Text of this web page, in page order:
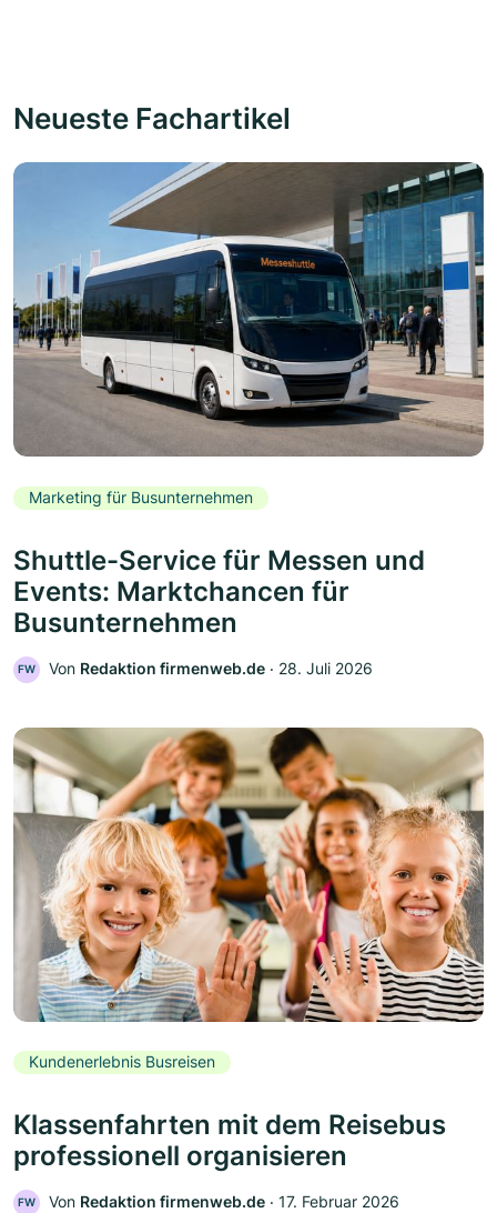
Neueste Fachartikel
Marketing für Busunternehmen
Shuttle-Service für Messen und
Events: Marktchancen für
Busunternehmen
FW Von Redaktion firmenweb.de ‧ 28. Juli 2026
Kundenerlebnis Busreisen
Klassenfahrten mit dem Reisebus
professionell organisieren
FW Von Redaktion firmenweb.de ‧ 17. Februar 2026